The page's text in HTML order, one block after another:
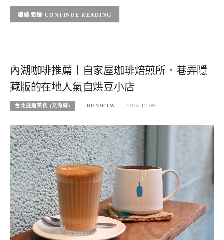
CONTINUE READING
內湖咖啡推薦｜自家屋珈琲焙煎所．巷弄隱
藏版的在地人氣自烘豆小店
台北捷運美食 (文湖線) BONIETW 2025-12-09